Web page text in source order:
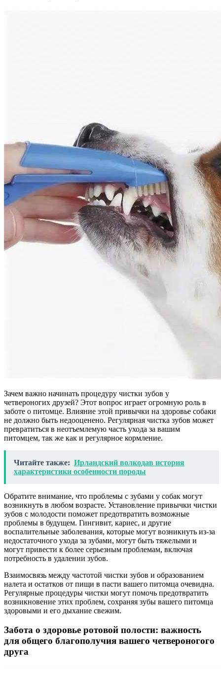
Зачем важно начинать процедуру чистки зубов у
четвероногих друзей? Этот вопрос играет огромную роль в
заботе о питомце. Влияние этой привычки на здоровье собаки
не должно быть недооценено. Регулярная чистка зубов может
превратиться в неотъемлемую часть ухода за вашим
питомцем, так же как и регулярное кормление.
Читайте также: Ирландский волкодав история
характеристики особенности породы
Обратите внимание, что проблемы с зубами у собак могут
возникнуть в любом возрасте. Установление привычки чистки
зубов с молодости поможет предотвратить возможные
проблемы в будущем. Гингивит, кариес, и другие
воспалительные заболевания, которые могут возникнуть из-за
недостаточного ухода за зубами, могут быть тяжелыми и
могут привести к более серьезным проблемам, включая
потребность в удалении зубов.
Взаимосвязь между частотой чистки зубов и образованием
налета и остатков от пищи в пасти вашего питомца очевидна.
Регулярные процедуры чистки могут помочь предотвратить
возникновение этих проблем, сохраняя зубы вашего питомца
здоровыми и его дыхание свежим.
Забота о здоровье ротовой полости: важность
для общего благополучия вашего четвероногого
друга